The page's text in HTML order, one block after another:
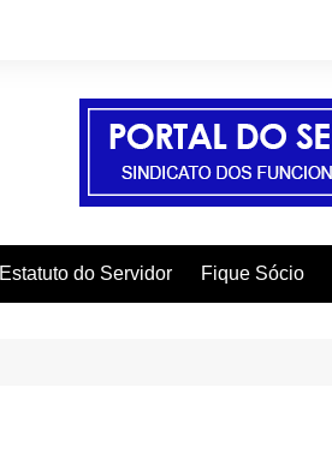
Estatuto do Servidor Fique Sócio